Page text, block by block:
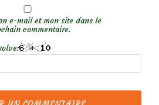
e-mail et mon site dans le
commentaire.